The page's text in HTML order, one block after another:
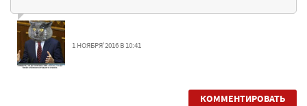
1 НОЯБРЯ'2016 В 10:41
КОММЕНТИРОВАТЬ